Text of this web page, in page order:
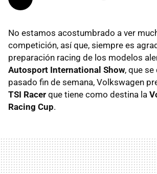
No estamos acostumbrado a ver
competición, así que, siempre es
preparación racing de los modelos
Autosport International Show, que
pasado fin de semana, Volkswagen
TSI Racer que tiene como destina la
Racing Cup.